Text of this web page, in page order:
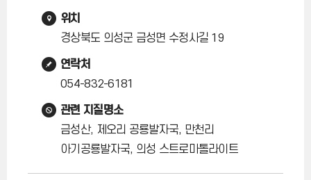
위치
경상북도 의성군 금성면 수정사길 19
연락처
054-832-6181
관련 지질명소
금성산, 제오리 공룡발자국, 만천리
아기공룡발자국, 의성 스트로마톨라이트